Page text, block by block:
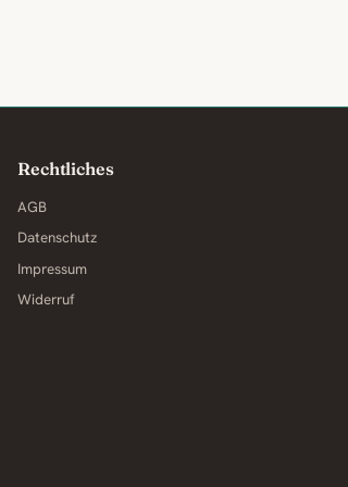
Rechtliches
AGB
Datenschutz
Impressum
Widerruf